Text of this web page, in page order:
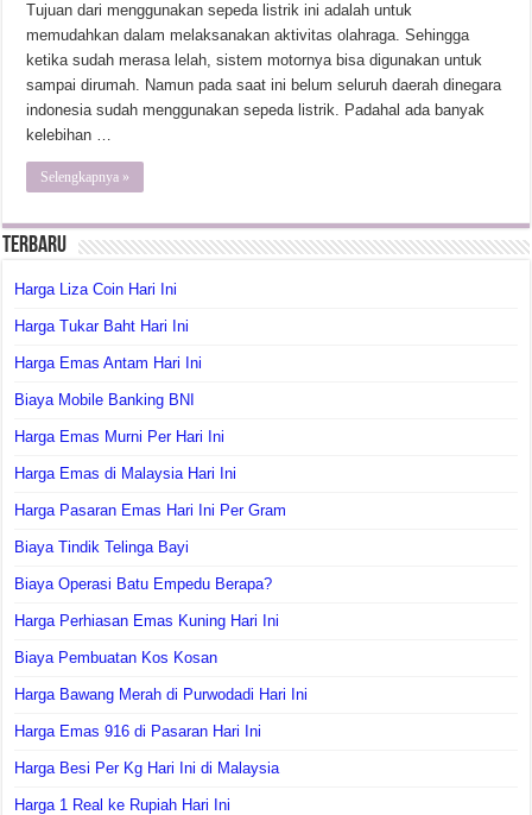
Tujuan dari menggunakan sepeda listrik ini adalah untuk
memudahkan dalam melaksanakan aktivitas olahraga. Sehingga
ketika sudah merasa lelah, sistem motornya bisa digunakan untuk
sampai dirumah. Namun pada saat ini belum seluruh daerah dinegara
indonesia sudah menggunakan sepeda listrik. Padahal ada banyak
kelebihan …
Selengkapnya »
Terbaru
Harga Liza Coin Hari Ini
Harga Tukar Baht Hari Ini
Harga Emas Antam Hari Ini
Biaya Mobile Banking BNI
Harga Emas Murni Per Hari Ini
Harga Emas di Malaysia Hari Ini
Harga Pasaran Emas Hari Ini Per Gram
Biaya Tindik Telinga Bayi
Biaya Operasi Batu Empedu Berapa?
Harga Perhiasan Emas Kuning Hari Ini
Biaya Pembuatan Kos Kosan
Harga Bawang Merah di Purwodadi Hari Ini
Harga Emas 916 di Pasaran Hari Ini
Harga Besi Per Kg Hari Ini di Malaysia
Harga 1 Real ke Rupiah Hari Ini